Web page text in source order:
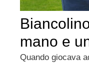
mano e
Quando giocava